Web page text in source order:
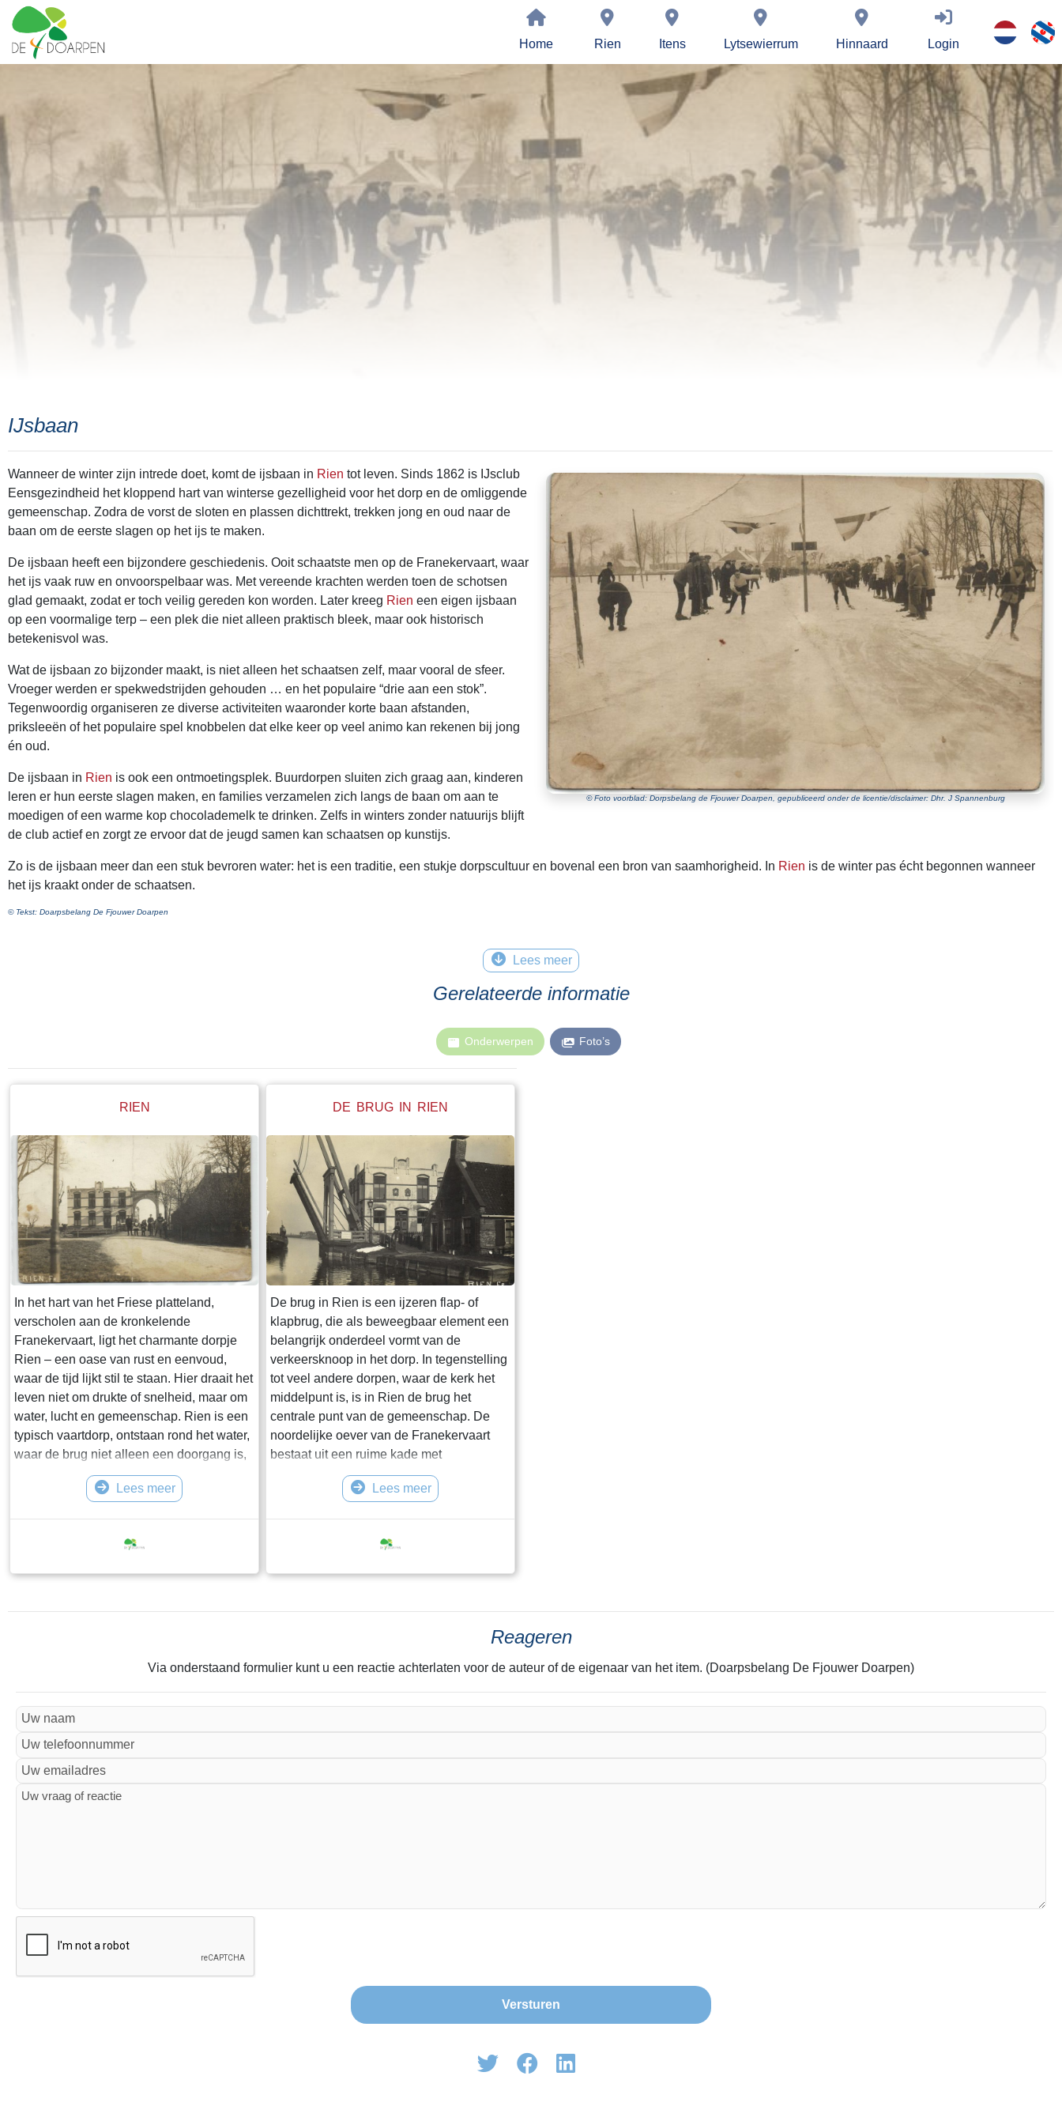
Home Rien Itens Lytsewierrum Hinnaard Login
IJsbaan
© Foto voorblad: Dorpsbelang de Fjouwer Doarpen, gepubliceerd onder de licentie/disclaimer: Dhr. J Spannenburg
Wanneer de winter zijn intrede doet, komt de ijsbaan in Rien tot leven. Sinds 1862 is IJsclub
Eensgezindheid het kloppend hart van winterse gezelligheid voor het dorp en de omliggende
gemeenschap. Zodra de vorst de sloten en plassen dichttrekt, trekken jong en oud naar de
baan om de eerste slagen op het ijs te maken.
De ijsbaan heeft een bijzondere geschiedenis. Ooit schaatste men op de Franekervaart, waar
het ijs vaak ruw en onvoorspelbaar was. Met vereende krachten werden toen de schotsen
glad gemaakt, zodat er toch veilig gereden kon worden. Later kreeg Rien een eigen ijsbaan
op een voormalige terp – een plek die niet alleen praktisch bleek, maar ook historisch
betekenisvol was.
Wat de ijsbaan zo bijzonder maakt, is niet alleen het schaatsen zelf, maar vooral de sfeer.
Vroeger werden er spekwedstrijden gehouden … en het populaire “drie aan een stok”.
Tegenwoordig organiseren ze diverse activiteiten waaronder korte baan afstanden,
priksleeën of het populaire spel knobbelen dat elke keer op veel animo kan rekenen bij jong
én oud.
De ijsbaan in Rien is ook een ontmoetingsplek. Buurdorpen sluiten zich graag aan, kinderen
leren er hun eerste slagen maken, en families verzamelen zich langs de baan om aan te
moedigen of een warme kop chocolademelk te drinken. Zelfs in winters zonder natuurijs blijft
de club actief en zorgt ze ervoor dat de jeugd samen kan schaatsen op kunstijs.
Zo is de ijsbaan meer dan een stuk bevroren water: het is een traditie, een stukje dorpscultuur en bovenal een bron van saamhorigheid. In Rien is de winter pas écht begonnen wanneer
het ijs kraakt onder de schaatsen.
© Tekst: Doarpsbelang De Fjouwer Doarpen
Lees meer
Gerelateerde informatie
Onderwerpen Foto’s
RIEN
In het hart van het Friese platteland,
verscholen aan de kronkelende
Franekervaart, ligt het charmante dorpje
Rien – een oase van rust en eenvoud,
waar de tijd lijkt stil te staan. Hier draait het
leven niet om drukte of snelheid, maar om
water, lucht en gemeenschap. Rien is een
typisch vaartdorp, ontstaan rond het water,
waar de brug niet alleen een doorgang is,
maar het hart van het dorp. In plaats van
een kerk vormt deze historische klapbrug
fietsers even afstappen en waar schippers
Lees meer
DE BRUG IN RIEN
De brug in Rien is een ijzeren flap- of
klapbrug, die als beweegbaar element een
belangrijk onderdeel vormt van de
verkeersknoop in het dorp. In tegenstelling
tot veel andere dorpen, waar de kerk het
middelpunt is, is in Rien de brug het
centrale punt van de gemeenschap. De
noordelijke oever van de Franekervaart
bestaat uit een ruime kade met
gevarieerde bebouwing, waaronder oude
pakhuizen. Aan de westzijde van de brug
waterherberg, een gestukadoord
Lees meer
Reageren
Via onderstaand formulier kunt u een reactie achterlaten voor de auteur of de eigenaar van het item. (Doarpsbelang De Fjouwer Doarpen)